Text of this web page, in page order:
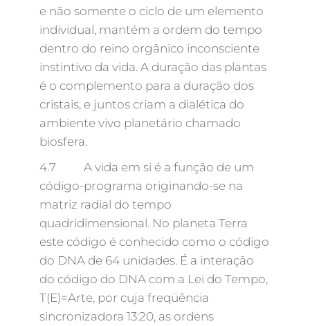
e não somente o ciclo de um elemento
individual, mantém a ordem do tempo
dentro do reino orgânico inconsciente
instintivo da vida. A duração das plantas
é o complemento para a duração dos
cristais, e juntos criam a dialética do
ambiente vivo planetário chamado
biosfera.
4.7 A vida em si é a função de um
código-programa originando-se na
matriz radial do tempo
quadridimensional. No planeta Terra
este código é conhecido como o código
do DNA de 64 unidades. É a interação
do código do DNA com a Lei do Tempo,
T(E)=Arte, por cuja freqüência
sincronizadora 13:20, as ordens